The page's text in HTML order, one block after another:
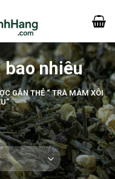
nhiêu
GẮN THẺ “ TRÀ MÂM XÔI